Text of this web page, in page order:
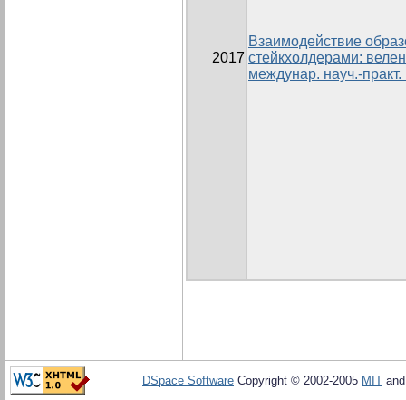
2017
Взаимодействие
стейкхолдерами:
междунар. науч.-
DSpace Software Copyright © 2002-2005 MIT